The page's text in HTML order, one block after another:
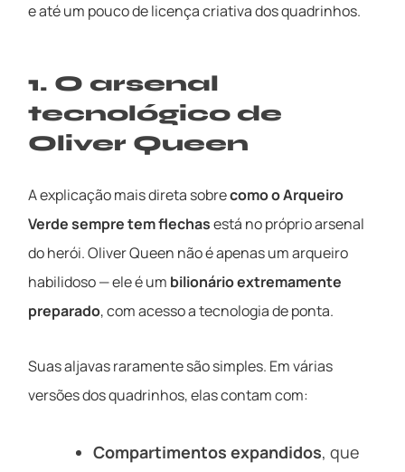
e até um pouco de licença criativa dos quadrinhos.
1. O arsenal
tecnológico de
Oliver Queen
A explicação mais direta sobrecomo o Arqueiro
Verde sempre tem flechasestá no próprio arsenal
do herói. Oliver Queen não é apenas um arqueiro
habilidoso — ele é um bilionário extremamente
preparado, com acesso a tecnologia de ponta.
Suas aljavas raramente são simples. Em várias
versões dos quadrinhos, elas contam com:
Compartimentos expandidos, que